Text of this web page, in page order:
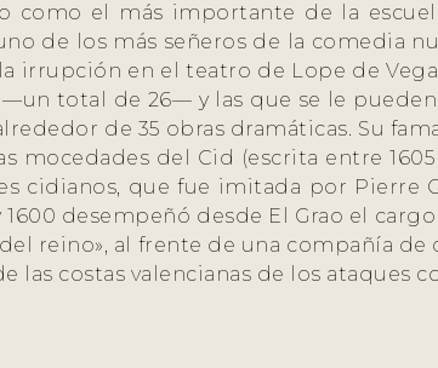
como el más importante de la
de los más señeros de la comedia
irrupción en el teatro de Lope de
total de 26— y las que se le
de 35 obras dramáticas. Su
mocedades del Cid (escrita entre 1605
cidianos, que fue imitada por Pierre
1600 desempeñó desde El Grao el
reino», al frente de una compañía de
las costas valencianas de los ataques